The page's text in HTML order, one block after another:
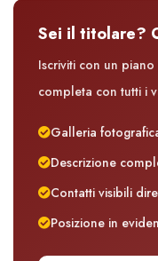
Sei il titolare?
Iscriviti con un
completa con tutti i
Galleria
Descrizione
Contatti visibili
Posizione in